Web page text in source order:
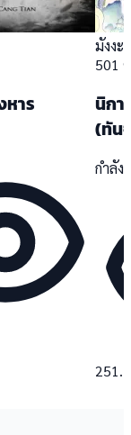
หาร
มังงะ
501
นิกา
(ทัน
กำลัง